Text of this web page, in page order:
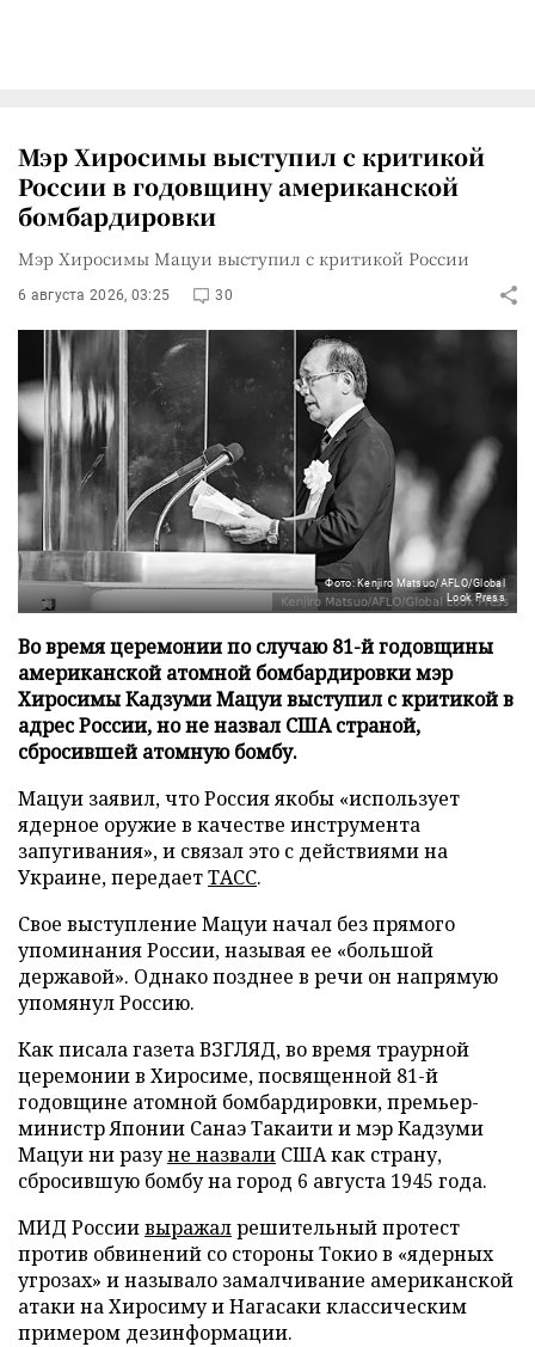
Мэр Хиросимы выступил с критикой
России в годовщину американской
бомбардировки
Мэр Хиросимы Мацуи выступил с критикой России
6 августа 2026, 03:25 30
Фото: Kenjiro Matsuo/AFLO/Global
Look Press
Во время церемонии по случаю 81-й годовщины
американской атомной бомбардировки мэр
Хиросимы Кадзуми Мацуи выступил с критикой в
адрес России, но не назвал США страной,
сбросившей атомную бомбу.
Мацуи заявил, что Россия якобы «использует
ядерное оружие в качестве инструмента
запугивания», и связал это с действиями на
Украине, передаетТАСС.
Свое выступление Мацуи начал без прямого
упоминания России, называя ее «большой
державой». Однако позднее в речи он напрямую
упомянул Россию.
Как писала газета ВЗГЛЯД, во время траурной
церемонии в Хиросиме, посвященной 81-й
годовщине атомной бомбардировки, премьер-
министр Японии Санаэ Такаити и мэр Кадзуми
Мацуи ни разуне назвали США как страну,
сбросившую бомбу на город 6 августа 1945 года.
МИД Россиивыражалрешительный протест
против обвинений со стороны Токио в «ядерных
угрозах» и называло замалчивание американской
атаки на Хиросиму и Нагасаки классическим
примером дезинформации.